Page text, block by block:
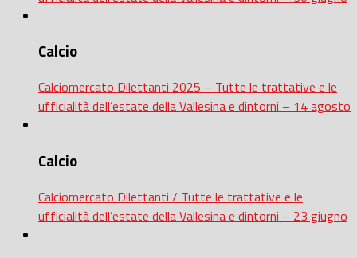
Calcio
Calciomercato Dilettanti 2025 – Tutte le trattative e le
ufficialità dell’estate della Vallesina e dintorni – 14 agosto
Calcio
Calciomercato Dilettanti / Tutte le trattative e le
ufficialità dell’estate della Vallesina e dintorni – 23 giugno